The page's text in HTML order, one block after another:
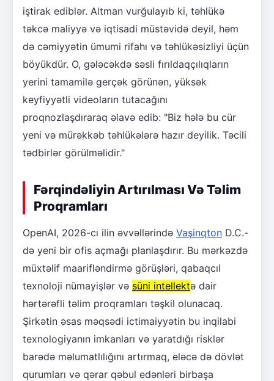
iştirak ediblər. Altman vurğulayıb ki, təhlükə
təkcə maliyyə və iqtisadi müstəvidə deyil, həm
də cəmiyyətin ümumi rifahı və təhlükəsizliyi üçün
böyükdür. O, gələcəkdə səsli fırıldaqçılıqların
yerini tamamilə gerçək görünən, yüksək
keyfiyyətli videoların tutacağını
proqnozlaşdıraraq əlavə edib: "Biz hələ bu cür
yeni və mürəkkəb təhlükələrə hazır deyilik. Təcili
tədbirlər görülməlidir."
Fərqindəliyin Artırılması Və Təlim
Proqramları
OpenAI, 2026-cı ilin əvvəllərində Vaşinqton D.C.-
də yeni bir ofis açmağı planlaşdırır. Bu mərkəzdə
müxtəlif maarifləndirmə görüşləri, qabaqcıl
texnoloji nümayişlər və süni intellektə dair
hərtərəfli təlim proqramları təşkil olunacaq.
Şirkətin əsas məqsədi ictimaiyyətin bu inqilabi
texnologiyanın imkanları və yaratdığı risklər
barədə məlumatlılığını artırmaq, eləcə də dövlət
qurumları və qərar qəbul edənləri birbaşa